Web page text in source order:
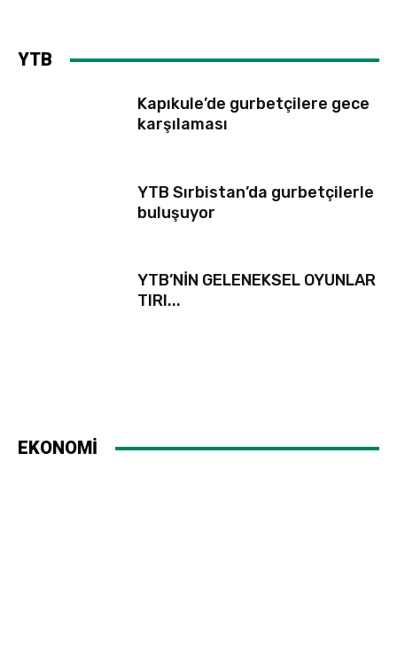
YTB
Kapıkule’de gurbetçilere gece
karşılaması
YTB Sırbistan’da gurbetçilerle
buluşuyor
YTB’NİN GELENEKSEL OYUNLAR
TIRI...
EKONOMİ